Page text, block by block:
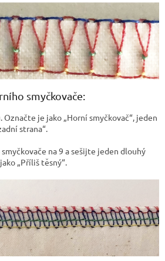
smyčkovače:
Označte je jako „Horní smyčkovač“, jeden
strana“.
na 9 a sešijte jeden dlouhý
„Příliš těsný“.